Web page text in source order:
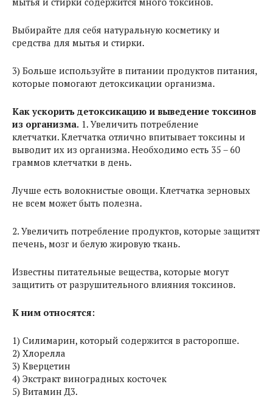
Выбирайте для себя натуральную косметику и
средства для мытья и стирки.
3) Больше используйте в питании продуктов питания,
которые помогают детоксикации организма.
Как ускорить детоксикацию и выведение токсинов
из организма. 1. Увеличить потребление
клетчатки. Клетчатка отлично впитывает токсины и
выводит их из организма. Необходимо есть 35 – 60
граммов клетчатки в день.
Лучше есть волокнистые овощи. Клетчатка зерновых
не всем может быть полезна.
2. Увеличить потребление продуктов, которые защитят
печень, мозг и белую жировую ткань.
Известны питательные вещества, которые могут
защитить от разрушительного влияния токсинов.
К ним относятся:
1) Силимарин, который содержится в расторопше.
2) Хлорелла
3) Кверцетин
4) Экстракт виноградных косточек
5) Витамин Д3.